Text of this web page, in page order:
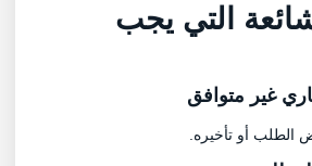
التي يجب
أو تأخيره.